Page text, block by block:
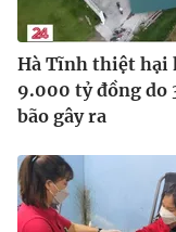
® Cấm sao chép
thuận bằng văn bản.
Hà Tĩnh thiệt hại
9.000 tỷ đồng do
bão gây ra